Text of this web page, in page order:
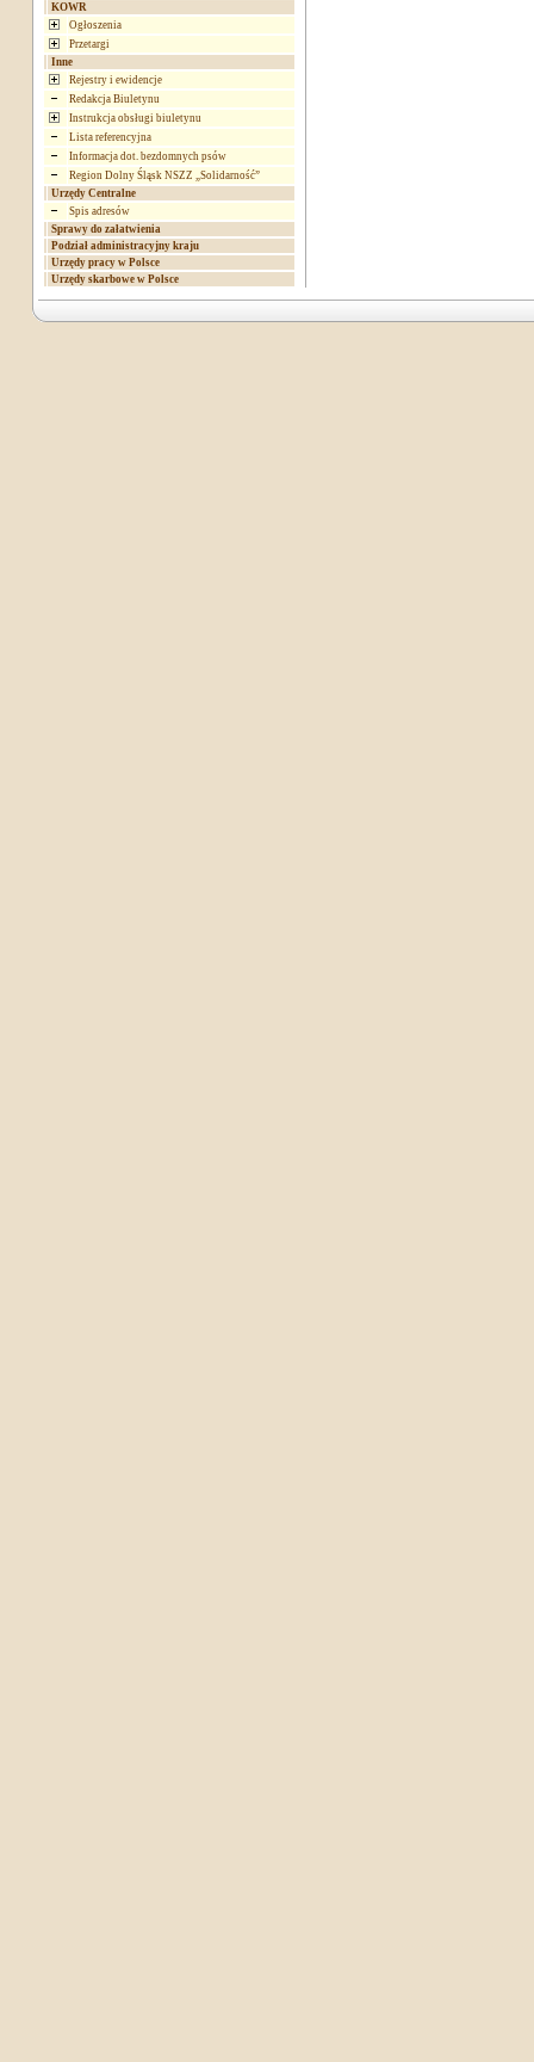
KOWR
Ogłoszenia
Przetargi
Inne
Rejestry i ewidencje
Redakcja Biuletynu
Instrukcja obsługi biuletynu
Lista referencyjna
Informacja dot. bezdomnych psów
Region Dolny Śląsk NSZZ „Solidarność”
Urzędy Centralne
Spis adresów
Sprawy do załatwienia
Podział administracyjny kraju
Urzędy pracy w Polsce
Urzędy skarbowe w Polsce